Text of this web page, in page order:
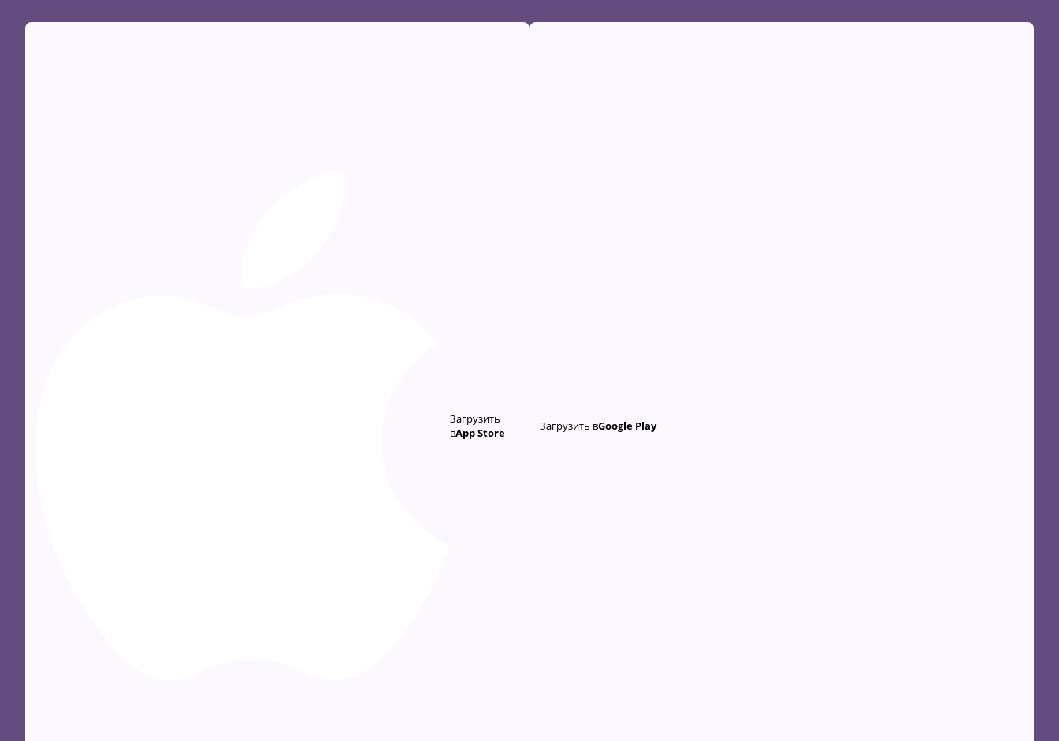
Загрузить
вApp Store Загрузить вGoogle Play